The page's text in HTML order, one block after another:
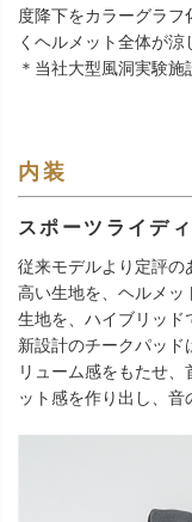
度降下をカラーグラ
くヘルメット全体が涼
＊当社大型風洞実験
内装
スポーツライデ
従来モデルより定評の
高い生地を、ヘルメッ
生地を、ハイブリッド
新設計のチークパッド
リューム感をもたせ
ット感を作り出し、音